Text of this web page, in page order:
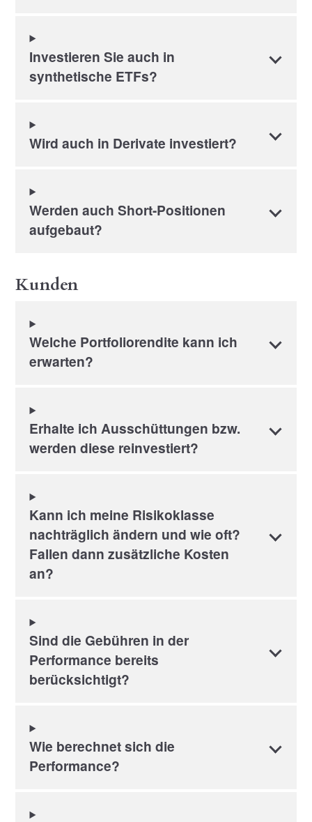
Investieren Sie auch in
synthetische ETFs?
Wird auch in Derivate investiert?
Werden auch Short-Positionen
aufgebaut?
Kunden
Welche Portfoliorendite kann ich
erwarten?
Erhalte ich Ausschüttungen bzw.
werden diese reinvestiert?
Kann ich meine Risikoklasse
nachträglich ändern und wie oft?
Fallen dann zusätzliche Kosten
an?
Sind die Gebühren in der
Performance bereits
berücksichtigt?
Wie berechnet sich die
Performance?